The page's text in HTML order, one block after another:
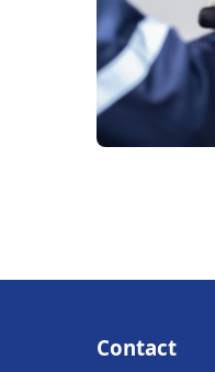
Contact